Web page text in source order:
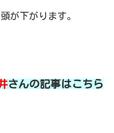
が下がります。
さんの記事はこちら